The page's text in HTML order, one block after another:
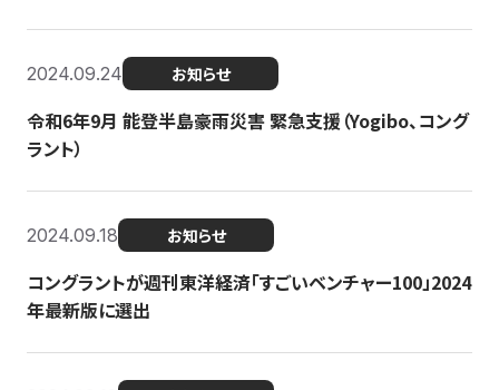
2024.09.24 お知らせ
令和6年9月 能登半島豪雨災害 緊急支援（Yogibo、コング
ラント）
2024.09.18 お知らせ
コングラントが週刊東洋経済「すごいベンチャー100」2024
年最新版に選出